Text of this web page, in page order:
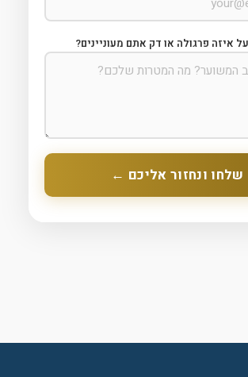
איזה פרגולה או דק אתם מעוניינים?
שלחו ונחזור אליכם ←